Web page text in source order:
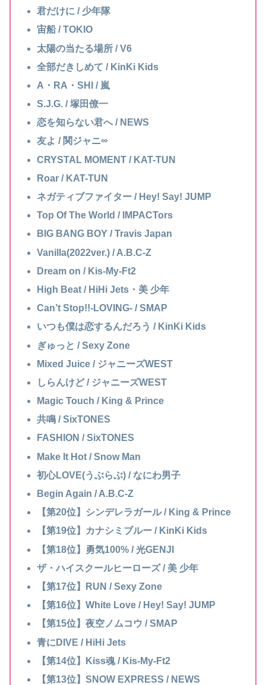
君だけに / 少年隊
宙船 / TOKIO
太陽の当たる場所 / V6
全部だきしめて / KinKi Kids
A・RA・SHI / 嵐
S.J.G. / 塚田僚一
恋を知らない君へ / NEWS
友よ / 関ジャニ∞
CRYSTAL MOMENT / KAT-TUN
Roar / KAT-TUN
ネガティブファイター / Hey! Say! JUMP
Top Of The World / IMPACTors
BIG BANG BOY / Travis Japan
Vanilla(2022ver.) / A.B.C-Z
Dream on / Kis-My-Ft2
High Beat / HiHi Jets・美 少年
Can’t Stop!!-LOVING- / SMAP
いつも僕は恋するんだろう / KinKi Kids
ぎゅっと / Sexy Zone
Mixed Juice / ジャニーズWEST
しらんけど / ジャニーズWEST
Magic Touch / King & Prince
共鳴 / SixTONES
FASHION / SixTONES
Make It Hot / Snow Man
初心LOVE(うぶらぶ) / なにわ男子
Begin Again / A.B.C-Z
【第20位】シンデレラガール / King & Prince
【第19位】カナシミブルー / KinKi Kids
【第18位】勇気100% / 光GENJI
ザ・ハイスクールヒーローズ / 美 少年
【第17位】RUN / Sexy Zone
【第16位】White Love / Hey! Say! JUMP
【第15位】夜空ノムコウ / SMAP
青にDIVE / HiHi Jets
【第14位】Kiss魂 / Kis-My-Ft2
【第13位】SNOW EXPRESS / NEWS